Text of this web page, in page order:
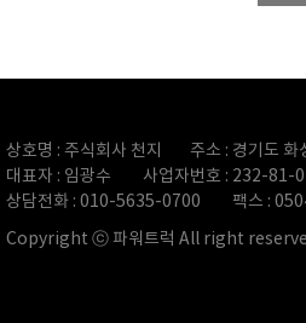
상호명 : 주식회사 천지
주소 : 경기도
대표자 : 임광수
사업자번호 : 232-81-
상담전화 : 010-5635-0700
팩스 :
Copyright ⓒ 파워트럭 All right